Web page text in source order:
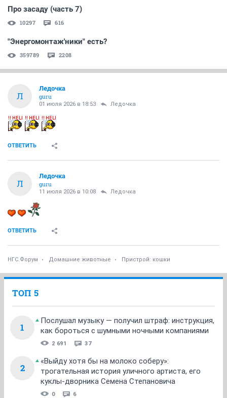
Про засаду (часть 7)
10297 616
"Энергомонтаж'ники" есть?
359789 2208
Л
Ледочка
guru
01 июля 2026 в 18:53 Ледочка
ОТВЕТИТЬ
Л
Ледочка
guru
11 июля 2026 в 10:08 Ледочка
ОТВЕТИТЬ
НГС.Форум Домашние животные Пристрой: кошки
ТОП 5
1
Послушал музыку — получил штраф: инструкция,
как бороться с шумными ночными компаниями
2 691 37
2
«Выйду хотя бы на молоко соберу»:
трогательная история уличного артиста, его
куклы-дворника Семена Степановича
0 6